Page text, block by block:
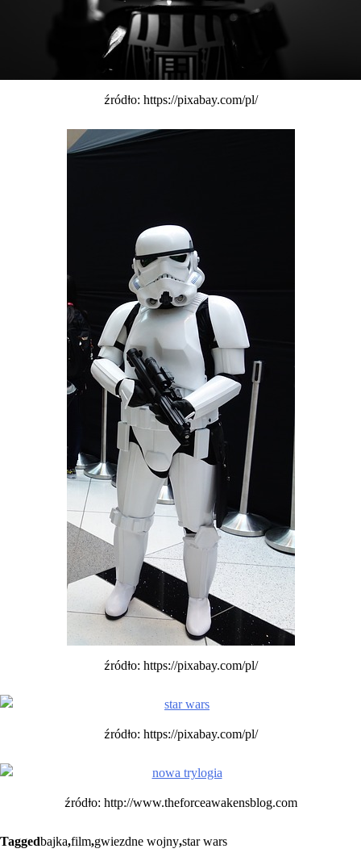
źródło: https://pixabay.com/pl/
źródło: https://pixabay.com/pl/
źródło: https://pixabay.com/pl/
źródło: http://www.theforceawakensblog.com
Taggedbajka,film,gwiezdne wojny,star wars